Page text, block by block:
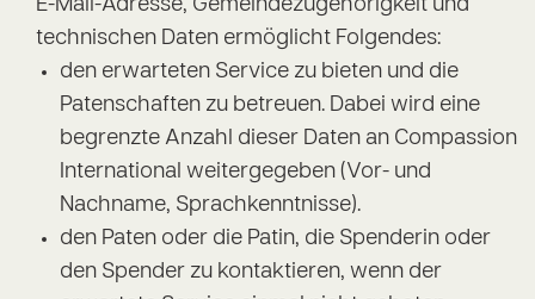
E-Mail-Adresse, Gemeindezugehörigkeit und
technischen Daten ermöglicht Folgendes:
den erwarteten Service zu bieten und die
Patenschaften zu betreuen. Dabei wird eine
begrenzte Anzahl dieser Daten an Compassion
International weitergegeben (Vor- und
Nachname, Sprachkenntnisse).
den Paten oder die Patin, die Spenderin oder
den Spender zu kontaktieren, wenn der